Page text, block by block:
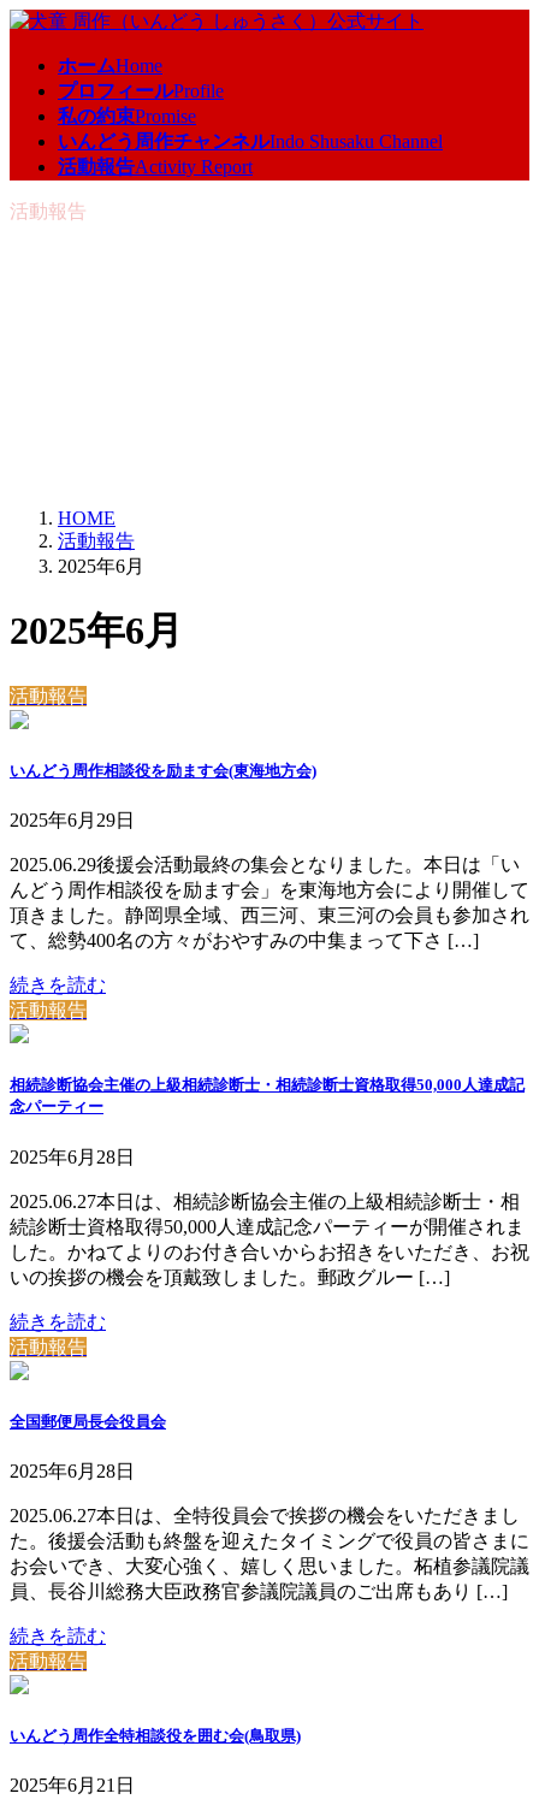
コ
ッ
ナ
移
ホームHome
プロフィールProfile
私の約束Promise
いんどう周作チャンネルIndo Shusaku Channel
活動報告Activity Report
活動報告
HOME
活動報告
2025年6月
2025年6月
活動報告
いんどう周作相談役を励ます会(東海地方会)
2025年6月29日
2025.06.29後援会活動最終の集会となりました。本日は「い
んどう周作相談役を励ます会」を東海地方会により開催して
頂きました。静岡県全域、西三河、東三河の会員も参加され
て、総勢400名の方々がおやすみの中集まって下さ […]
続きを読む
活動報告
相続診断協会主催の上級相続診断士・相続診断士資格取得50,000人達成記
念パーティー
2025年6月28日
2025.06.27本日は、相続診断協会主催の上級相続診断士・相
続診断士資格取得50,000人達成記念パーティーが開催されま
した。かねてよりのお付き合いからお招きをいただき、お祝
いの挨拶の機会を頂戴致しました。郵政グルー […]
続きを読む
活動報告
全国郵便局長会役員会
2025年6月28日
2025.06.27本日は、全特役員会で挨拶の機会をいただきまし
た。後援会活動も終盤を迎えたタイミングで役員の皆さまに
お会いでき、大変心強く、嬉しく思いました。柘植参議院議
員、長谷川総務大臣政務官参議院議員のご出席もあり […]
続きを読む
活動報告
いんどう周作全特相談役を囲む会(鳥取県)
2025年6月21日